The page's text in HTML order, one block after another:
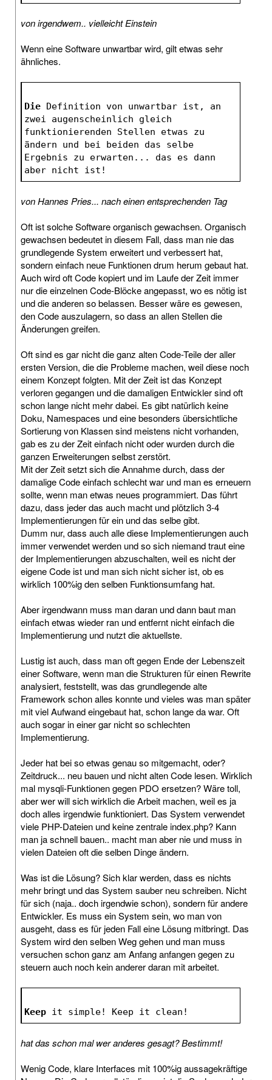
von irgendwem.. vielleicht Einstein
Wenn eine Software unwartbar wird, gilt etwas sehr
ähnliches.
Die Definition von unwartbar ist, an
zwei augenscheinlich gleich
funktionierenden Stellen etwas zu
ändern und bei beiden das selbe
Ergebnis zu erwarten... das es dann
aber nicht ist!
von Hannes Pries... nach einen entsprechenden Tag
Oft ist solche Software organisch gewachsen. Organisch
gewachsen bedeutet in diesem Fall, dass man nie das
grundlegende System erweitert und verbessert hat,
sondern einfach neue Funktionen drum herum gebaut hat.
Auch wird oft Code kopiert und im Laufe der Zeit immer
nur die einzelnen Code-Blöcke angepasst, wo es nötig ist
und die anderen so belassen. Besser wäre es gewesen,
den Code auszulagern, so dass an allen Stellen die
Änderungen greifen.
Oft sind es gar nicht die ganz alten Code-Teile der aller
ersten Version, die die Probleme machen, weil diese noch
einem Konzept folgten. Mit der Zeit ist das Konzept
verloren gegangen und die damaligen Entwickler sind oft
schon lange nicht mehr dabei. Es gibt natürlich keine
Doku, Namespaces und eine besonders übersichtliche
Sortierung von Klassen sind meistens nicht vorhanden,
gab es zu der Zeit einfach nicht oder wurden durch die
ganzen Erweiterungen selbst zerstört.
Mit der Zeit setzt sich die Annahme durch, dass der
damalige Code einfach schlecht war und man es erneuern
sollte, wenn man etwas neues programmiert. Das führt
dazu, dass jeder das auch macht und plötzlich 3-4
Implementierungen für ein und das selbe gibt.
Dumm nur, dass auch alle diese Implementierungen auch
immer verwendet werden und so sich niemand traut eine
der Implementierungen abzuschalten, weil es nicht der
eigene Code ist und man sich nicht sicher ist, ob es
wirklich 100%ig den selben Funktionsumfang hat.
Aber irgendwann muss man daran und dann baut man
einfach etwas wieder ran und entfernt nicht einfach die
Implementierung und nutzt die aktuellste.
Lustig ist auch, dass man oft gegen Ende der Lebenszeit
einer Software, wenn man die Strukturen für einen Rewrite
analysiert, feststellt, was das grundlegende alte
Framework schon alles konnte und vieles was man später
mit viel Aufwand eingebaut hat, schon lange da war. Oft
auch sogar in einer gar nicht so schlechten
Implementierung.
Jeder hat bei so etwas genau so mitgemacht, oder?
Zeitdruck... neu bauen und nicht alten Code lesen. Wirklich
mal mysqli-Funktionen gegen PDO ersetzen? Wäre toll,
aber wer will sich wirklich die Arbeit machen, weil es ja
doch alles irgendwie funktioniert. Das System verwendet
viele PHP-Dateien und keine zentrale index.php? Kann
man ja schnell bauen.. macht man aber nie und muss in
vielen Dateien oft die selben Dinge ändern.
Was ist die Lösung? Sich klar werden, dass es nichts
mehr bringt und das System sauber neu schreiben. Nicht
für sich (naja.. doch irgendwie schon), sondern für andere
Entwickler. Es muss ein System sein, wo man von
ausgeht, dass es für jeden Fall eine Lösung mitbringt. Das
System wird den selben Weg gehen und man muss
versuchen schon ganz am Anfang anfangen gegen zu
steuern auch noch kein anderer daran mit arbeitet.
Keep it simple! Keep it clean!
hat das schon mal wer anderes gesagt? Bestimmt!
Wenig Code, klare Interfaces mit 100%ig aussagekräftige